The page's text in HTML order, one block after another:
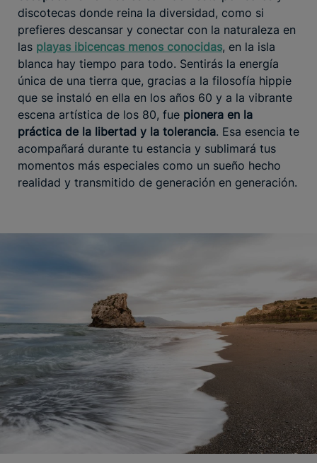
discotecas donde reina la diversidad, como si
prefieres descansar y conectar con la naturaleza en
las playas ibicencas menos conocidas, en la isla
blanca hay tiempo para todo. Sentirás la energía
única de una tierra que, gracias a la filosofía hippie
que se instaló en ella en los años 60 y a la vibrante
escena artística de los 80, fue pionera en la
práctica de la libertad y la tolerancia. Esa esencia te
acompañará durante tu estancia y sublimará tus
momentos más especiales como un sueño hecho
realidad y transmitido de generación en generación.